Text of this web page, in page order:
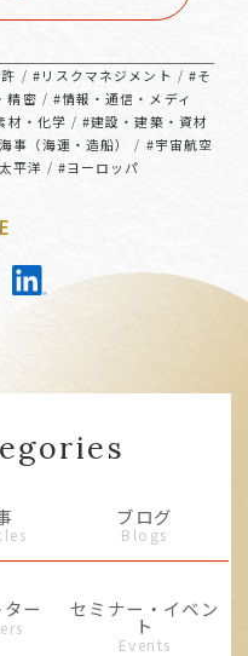
/ #リスクマネジメント / #そ
精密 / #情報・通信・メディ
材・化学 /#建設・建築・資材
事（海運・造船） / #宇宙航空
平洋 /#ヨーロッパ
ブログ
Blogs
ー セミナー・イベン
ト
Events